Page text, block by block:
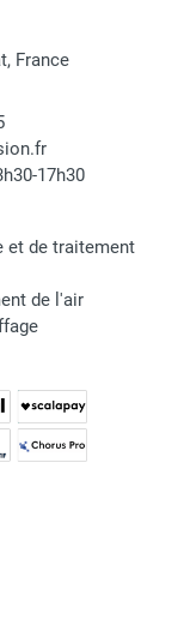
France
17h30
et de traitement
de l'air